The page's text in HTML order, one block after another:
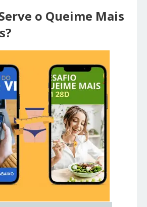
o Queime Mais